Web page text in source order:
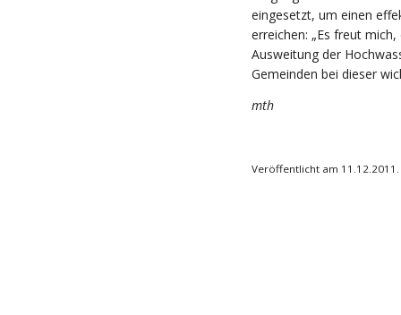
eingesetzt, um einen
erreichen: „Es freut
Ausweitung der
Gemeinden bei dieser
mth
Veröffentlicht am 11.12.2011.